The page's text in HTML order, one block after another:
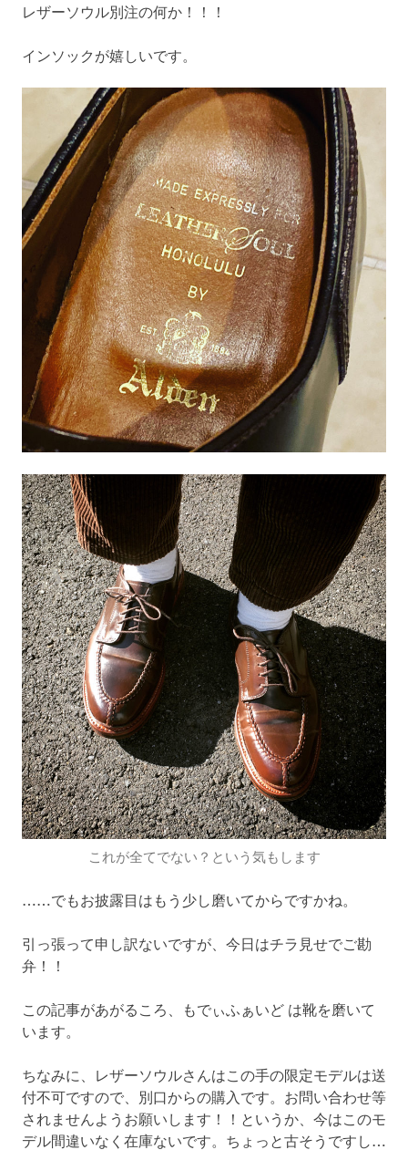
レザーソウル別注の何か！！！
インソックが嬉しいです。
これが全てでない？という気もします
……でもお披露目はもう少し磨いてからですかね。
引っ張って申し訳ないですが、今日はチラ見せでご勘
弁！！
この記事があがるころ、もでぃふぁいど は靴を磨いて
います。
ちなみに、レザーソウルさんはこの手の限定モデルは送
付不可ですので、別口からの購入です。お問い合わせ等
されませんようお願いします！！というか、今はこのモ
デル間違いなく在庫ないです。ちょっと古そうですし…